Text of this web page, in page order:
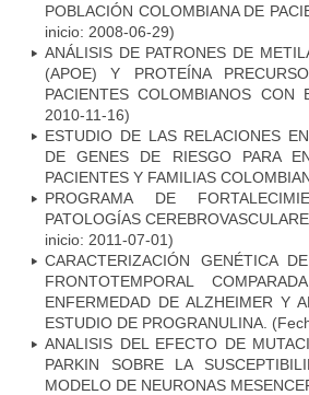
POBLACIÓN COLOMBIANA DE
inicio: 2008-06-29)
ANÁLISIS DE PATRONES DE
(APOE) Y PROTEÍNA
PACIENTES COLOMBIANOS CON
2010-11-16)
ESTUDIO DE LAS RELACIONES
DE GENES DE RIESGO PARA
PACIENTES Y FAMILIAS
PROGRAMA DE
PATOLOGÍAS
inicio: 2011-07-01)
CARACTERIZACIÓN GENÉTICA
FRONTOTEMPORAL
ENFERMEDAD DE ALZHEIMER Y
ESTUDIO DE PROGRANULINA.
ANALISIS DEL EFECTO DE
PARKIN SOBRE LA
MODELO DE NEURONAS